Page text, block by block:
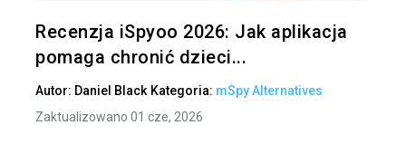
Recenzja iSpyoo 2026: Jak aplikacja
pomaga chronić dzieci...
Autor: Daniel Black Kategoria: mSpy Alternatives
Zaktualizowano 01 cze, 2026